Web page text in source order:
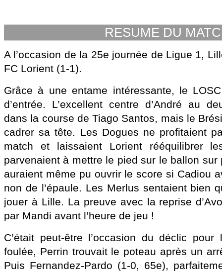
RESUME DU
A l’occasion de la 25e journée de Ligue 1,
FC Lorient (1-1).
Grâce à une entame intéressante, le
d’entrée. L’excellent centre d’André au
dans la course de Tiago Santos, mais le
cadrer sa tête. Les Dogues ne profitaient
match et laissaient Lorient rééquilibrer
parvenaient à mettre le pied sur le ballon
auraient même pu ouvrir le score si Cadiou
non de l’épaule. Les Merlus sentaient bien
jouer à Lille. La preuve avec la reprise
par Mandi avant l’heure de jeu !
C’était peut-être l’occasion du déclic
foulée, Perrin trouvait le poteau après un
Puis Fernandez-Pardo (1-0, 65e),